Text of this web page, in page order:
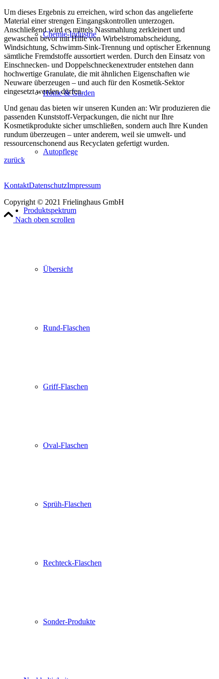
Chemie-Industrie
Home & Garden
Autopflege
Produktspektrum
Übersicht
Rund-Flaschen
Griff-Flaschen
Oval-Flaschen
Sprüh-Flaschen
Rechteck-Flaschen
Sonder-Produkte
Um dieses Ergebnis zu erreichen, wird schon das angelieferte
Material einer strengen Eingangskontrollen unterzogen.
Anschließend wird es mittels Nassmahlung zerkleinert und
gewaschen bevor mit Hilfe von Wirbelstromabscheidung,
Windsichtung, Schwimm-Sink-Trennung und optischer Erkennung
sämtliche Fremdstoffe aussortiert werden. Durch den Einsatz von
Einschnecken- und Doppelschneckenextruder entstehen dann
hochwertige Granulate, die mit ähnlichen Eigenschaften wie
Neuware überzeugen – und auch für den Kosmetik-Sektor
eingesetzt werden dürfen.
Und genau das bieten wir unseren Kunden an: Wir produzieren die
passenden Kunststoff-Verpackungen, die nicht nur Ihre
Kosmetikprodukte sicher umschließen, sondern auch Ihre Kunden
rundum überzeugen – unter anderem, weil sie umwelt- und
ressourcenschonend aus Recyclaten gefertigt wurden.
zurück
KontaktDatenschutzImpressum
Copyright © 2021 Frielinghaus GmbH
Nach oben scrollen